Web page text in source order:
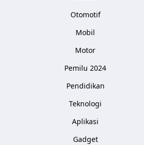
Otomotif
Mobil
Motor
Pemilu 2024
Pendidikan
Teknologi
Aplikasi
Gadget